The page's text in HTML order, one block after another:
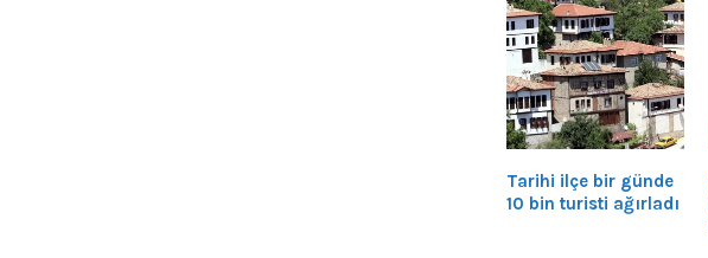
Tarihi ilçe bir günde
10 bin turisti ağırladı